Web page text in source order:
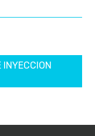
INYECCION